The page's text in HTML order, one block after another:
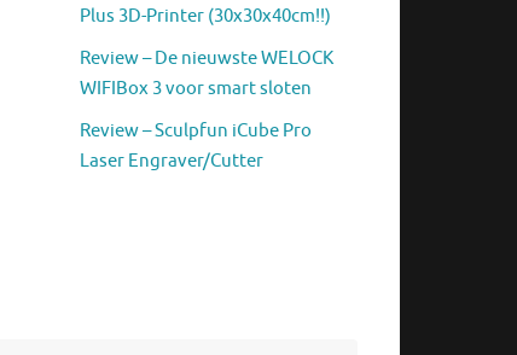
Plus 3D-Printer (30x30x40cm!!)
Review – De nieuwste WELOCK
WIFIBox 3 voor smart sloten
Review – Sculpfun iCube Pro
Laser Engraver/Cutter